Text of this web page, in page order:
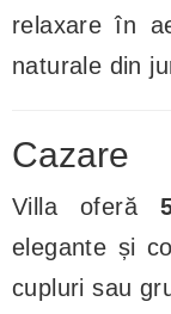
relaxare în
naturale din
Cazare
Villa oferă
elegante și
cupluri sau